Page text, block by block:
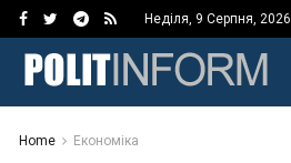
Неділя, 9 Серпня, 2026
Home Економіка